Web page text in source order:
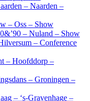
– Naarden –
– Oss – Show
– Nuland – Show
– Conference
– Hoofddorp –
– Groningen –
– ‘s-Gravenhage –